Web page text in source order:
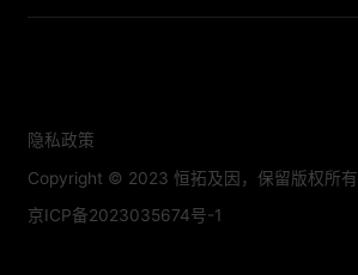
隐私政策
Copyright © 2023 恒拓及因，保留版权所有
京ICP备2023035674号-1